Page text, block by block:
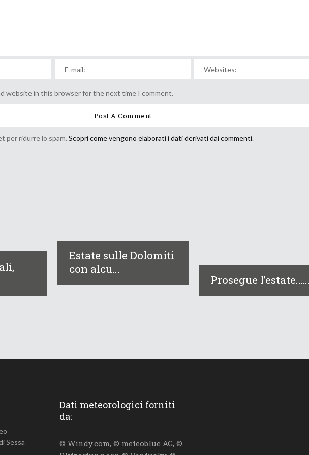
website in this browser for the next time I comment.
per ridurre lo spam. Scopri come vengono elaborati i dati derivati dai commenti.
Estate sulle Dolomiti
con alcu...
Prosegue l’estate…...
Sessa
Dati meteorologici forniti
da:
© Windy.com, © meteoblue AG, ©